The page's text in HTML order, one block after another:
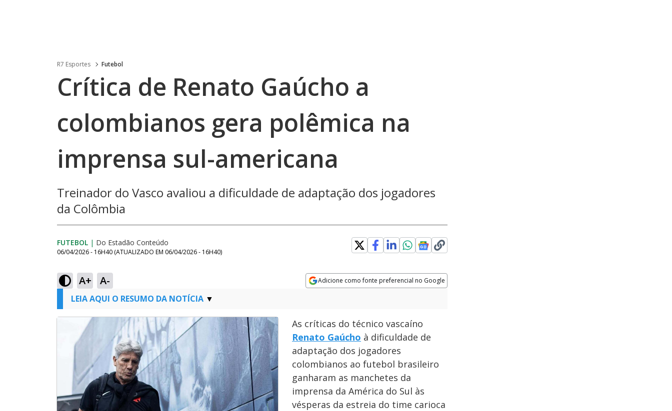
R7 Esportes Futebol
Crítica de Renato Gaúcho a
colombianos gera polêmica na
imprensa sul-americana
Treinador do Vasco avaliou a dificuldade de adaptação dos jogadores
da Colômbia
FUTEBOL | Do Estadão Conteúdo
06/04/2026 - 16H40 (ATUALIZADO EM 06/04/2026 - 16H40)
A+ A- Adicione como fonte preferencial no Google
LEIA AQUI O RESUMO DA NOTÍCIA
As críticas do técnico vascaíno
Renato Gaúcho à dificuldade de
adaptação dos jogadores
colombianos ao futebol brasileiro
ganharam as manchetes da
imprensa da América do Sul às
vésperas da estreia do time carioca